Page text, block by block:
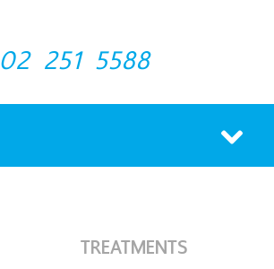
02 251 5588
TREATMENTS